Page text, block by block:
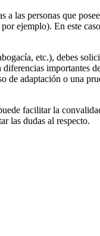
a las personas que
ejemplo). En este
etc.), debes
adaptación o una
facilitar la
las dudas al respecto.